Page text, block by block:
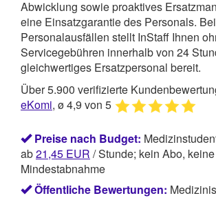
Abwicklung sowie proaktives
eine Einsatzgarantie des Personals. Bei
Personalausfällen stellt InStaff Ihnen
Servicegebühren innerhalb von 24
gleichwertiges Ersatzpersonal bereit.
Über 5.900 verifizierte
eKomi, ø 4,9 von 5
Preise nach Budget:
ab21,45 EUR / Stunde; kein Abo, keine
Mindestabnahme
Öffentliche Bewertungen: